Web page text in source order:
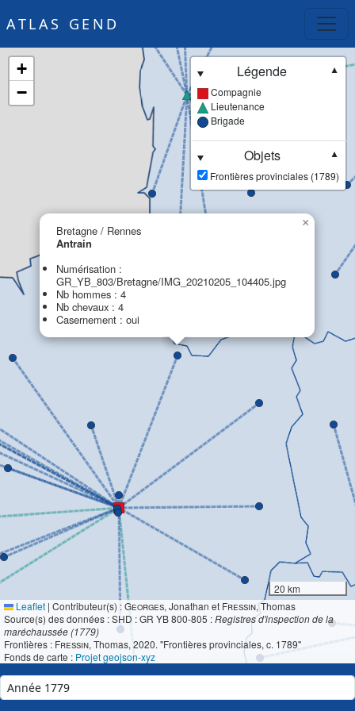
ATLAS GEND
Bretagne / Rennes
Antrain
Numérisation :
GR_YB_803/Bretagne/IMG_20210205_104405.jpg
Nb hommes : 4
Nb chevaux : 4
Casernement : oui
×
+
−
Légende
▼
Compagnie
Lieutenance
Brigade
Objets
▼
Frontières provinciales (1789)
20 km
Leaflet | Contributeur(s) :Georges, Jonathan et Fressin, Thomas
Source(s) des données : SHD : GR YB 800-805 :Registres d'inspection de la
maréchaussée (1779)
Frontières : Fressin, Thomas, 2020. "Frontières provinciales, c. 1789"
Fonds de carte : Projet geojson-xyz